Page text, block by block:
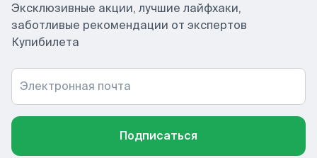
Эксклюзивные акции, лучшие лайфхаки,
заботливые рекомендации от экспертов
Купибилета
Электронная почта
Подписаться